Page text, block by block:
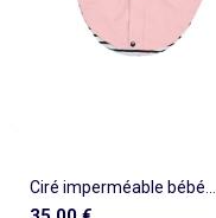
Ciré imperméable bébé